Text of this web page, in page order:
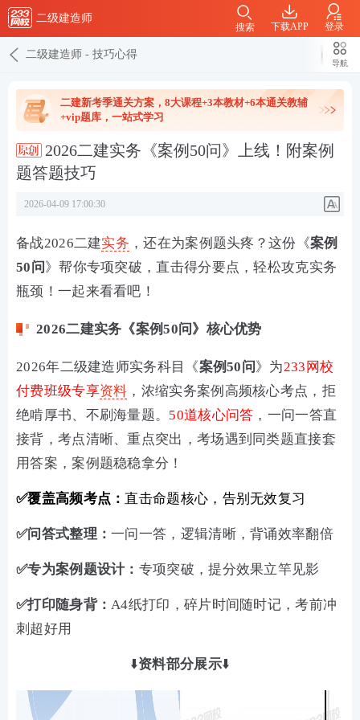
二级建造师
下载APP 登录
搜索
二级建造师 - 技巧心得
导航
二建新考季通关方案，8大课程+3本教材+6本通关教辅
+vip题库，一站式学习
2026二建实务《案例50问》上线！附案例
题答题技巧
2026-04-09 17:00:30
备战2026二建实务 ，还在为案例题头疼？这份《案例
50问》帮你专项突破，直击得分要点，轻松攻克实务
瓶颈！一起来看看吧！
2026二建实务《案例50问》核心优势
2026年二级建造师实务科目《案例50问》为233网校
付费班级专享资料 ，浓缩实务案例高频核心考点，拒
绝啃厚书、不刷海量题。 50道核心问答 ，一问一答直
接背，考点清晰、重点突出，考场遇到同类题直接套
用答案，案例题稳稳拿分！
✅覆盖高频考点： 直击命题核心，告别无效复习
✅问答式整理：一问一答，逻辑清晰，背诵效率翻倍
✅专为案例题设计： 专项突破，提分效果立竿见影
✅打印随身背：A4纸打印，碎片时间随时记，考前冲
刺超好用
⬇️资料部分展示⬇️